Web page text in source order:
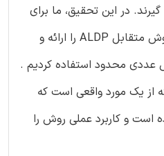
در این تحقیق، ما برای
بررسی تردید در تقاضا یک روش متقابل ALDP را ارائه و
عددی محدود استفاده کردیم .
از یک مورد واقعی است که
است و کاربرد عملی روش را